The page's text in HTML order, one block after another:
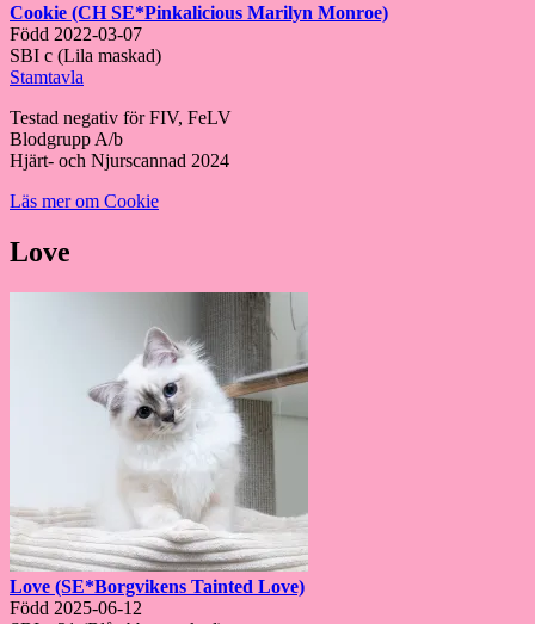
Cookie (CH SE*Pinkalicious Marilyn Monroe)
Född 2022-03-07
SBI c (Lila maskad)
Stamtavla
Testad negativ för FIV, FeLV
Blodgrupp A/b
Hjärt- och Njurscannad 2024
Läs mer om Cookie
Love
Love (SE*Borgvikens Tainted Love)
Född 2025-06-12